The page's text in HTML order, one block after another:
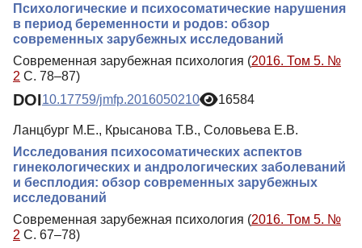
Психологические и психосоматические нарушения
в период беременности и родов: обзор
современных зарубежных исследований
Современная зарубежная психология (2016. Том 5. №
2 С. 78–87)
DOI10.17759/jmfp.2016050210 16584
Ланцбург М.Е., Крысанова Т.В., Соловьева Е.В.
Исследования психосоматических аспектов
гинекологических и андрологических заболеваний
и бесплодия: обзор современных зарубежных
исследований
Современная зарубежная психология (2016. Том 5. №
2 С. 67–78)